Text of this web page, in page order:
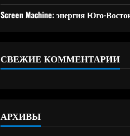
Screen Machine: энергия Юго-
СВЕЖИЕ КОММЕНТАРИИ
АРХИВЫ